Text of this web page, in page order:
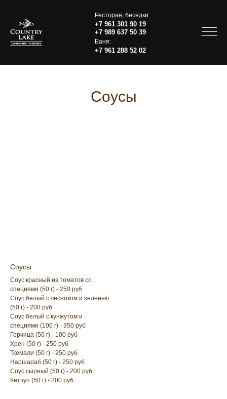
Ресторан, беседки:
+7 961 301 90 19
+7 989 637 50 39
Баня:
+7 961 288 52 02
Соусы
Соусы
Соус красный из томатов со
специями (50 г) - 250 руб
Соус белый с чесноком и зеленью
(50 г) - 200 руб
Соус белый с кунжутом и
специями (100 г) - 350 руб
Горчица (50 г) - 100 руб
Хрен (50 г) - 250 руб
Ткемали (50 г) - 250 руб
Наршараб (50 г) - 250 руб
Соус сырный (50 г) - 200 руб
Кетчуп (50 г) - 200 руб
COUNTRY LAKE
Ростов-на-Дону, 6 км от Аксайского моста
по дороге на Ольгинскую, ст-ца Ольгинская,
ул. Левобережная 34.